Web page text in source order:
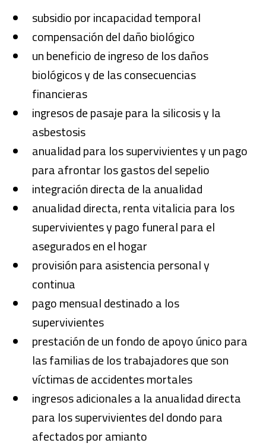
subsidio por incapacidad temporal
compensación del daño biológico
un beneficio de ingreso de los daños
biológicos y de las consecuencias
financieras
ingresos de pasaje para la silicosis y la
asbestosis
anualidad para los supervivientes y un pago
para afrontar los gastos del sepelio
integración directa de la anualidad
anualidad directa, renta vitalicia para los
supervivientes y pago funeral para el
asegurados en el hogar
provisión para asistencia personal y
continua
pago mensual destinado a los
supervivientes
prestación de un fondo de apoyo único para
las familias de los trabajadores que son
víctimas de accidentes mortales
ingresos adicionales a la anualidad directa
para los supervivientes del dondo para
afectados por amianto